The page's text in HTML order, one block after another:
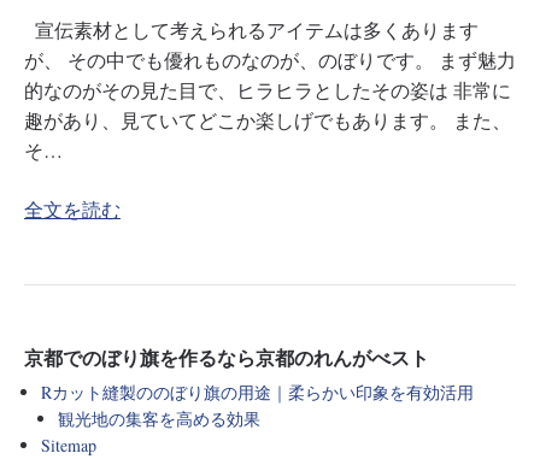
宣伝素材として考えられるアイテムは多くあります
が、 その中でも優れものなのが、のぼりです。 まず魅力
的なのがその見た目で、ヒラヒラとしたその姿は 非常に
趣があり、見ていてどこか楽しげでもあります。 また、
そ…
全文を読む
京都でのぼり旗を作るなら京都のれんがべスト
Rカット縫製ののぼり旗の用途｜柔らかい印象を有効活用
観光地の集客を高める効果
Sitemap